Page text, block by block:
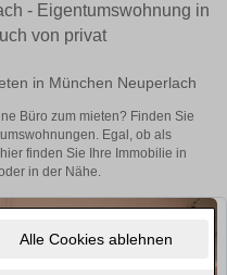
Alle Cookies ablehnen
- Eigentumswohnung in
von privat
in München Neuperlach
Büro zum mieten? Finden Sie
Egal, ob als
finden Sie Ihre Immobilie in
in der Nähe.